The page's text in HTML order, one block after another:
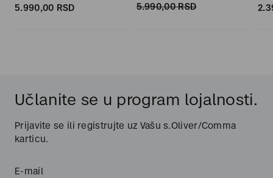
5.990,00 RSD
5.990,00 RSD
Učlanite se u program lojalnosti.
Prijavite se ili registrujte uz Vašu s.Oliver/Comma
karticu.
E-mail